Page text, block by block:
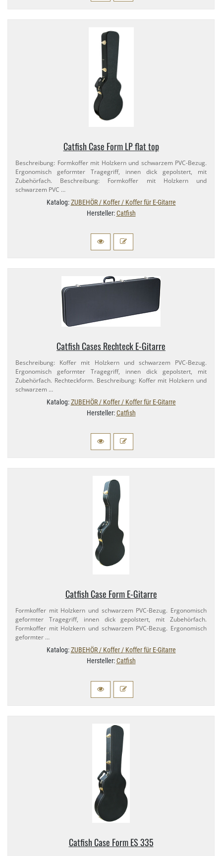
Catfish Case Form LP flat top
Beschreibung: Formkoffer mit Holzkern und schwarzem PVC-​Bezug.
Ergonomisch geformter Tragegriff, innen dick gepolstert, mit
Zubehörfach. Beschreibung: Formkoffer mit Holzkern und
schwarzem PVC …
Katalog:ZUBEHÖR / Koffer / Koffer für E-Gitarre
Hersteller:Catfish
Catfish Cases Rechteck E-​Gitarre
Beschreibung: Koffer mit Holzkern und schwarzem PVC-​Bezug.
Ergonomisch geformter Tragegriff, innen dick gepolstert, mit
Zubehörfach. Rechteckform. Beschreibung: Koffer mit Holzkern und
schwarzem …
Katalog:ZUBEHÖR / Koffer / Koffer für E-Gitarre
Hersteller:Catfish
Catfish Case Form E-​Gitarre
Formkoffer mit Holzkern und schwarzem PVC-​Bezug. Ergonomisch
geformter Tragegriff, innen dick gepolstert, mit Zubehörfach.
Formkoffer mit Holzkern und schwarzem PVC-​Bezug. Ergonomisch
geformter …
Katalog:ZUBEHÖR / Koffer / Koffer für E-Gitarre
Hersteller:Catfish
Catfish Case Form ES 335